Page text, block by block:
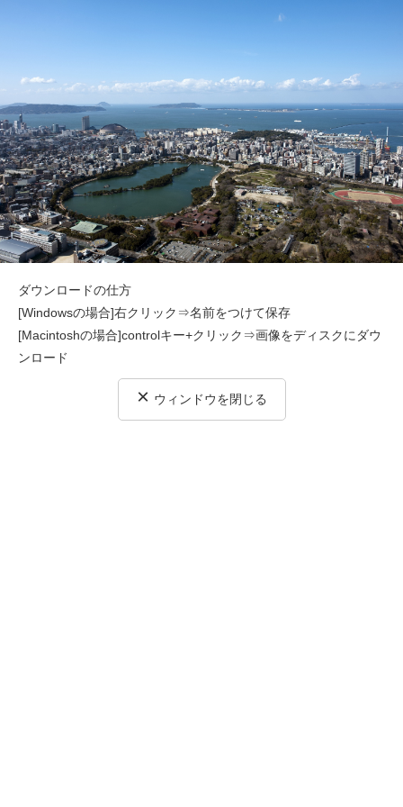
ダウンロードの仕方
[Windowsの場合]右クリック⇒名前をつけて保存
[Macintoshの場合]controlキー+クリック⇒画像をディスクにダウ
ンロード
× ウィンドウを閉じる